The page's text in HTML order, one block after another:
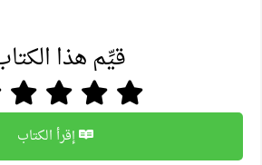
قيِّم هذا
إقرأ الكتاب